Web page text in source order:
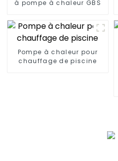
à pompe à chaleur GBS
Pompe à chaleur pour
chauffage de piscine